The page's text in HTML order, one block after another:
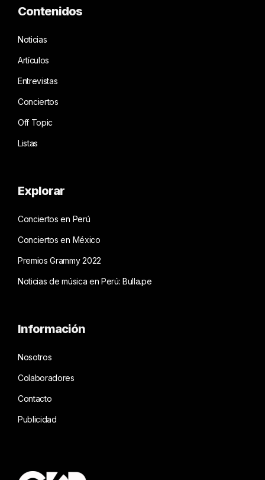
Contenidos
Noticias
Artículos
Entrevistas
Conciertos
Off Topic
Listas
Explorar
Conciertos en Perú
Conciertos en México
Premios Grammy 2022
Noticias de música en Perú: Bulla.pe
Información
Nosotros
Colaboradores
Contacto
Publicidad